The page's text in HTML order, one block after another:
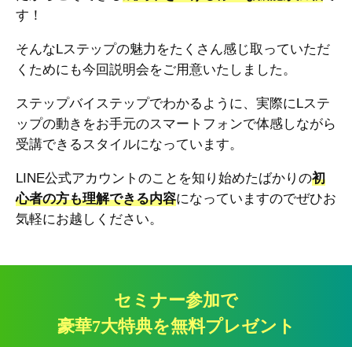
す！
そんなLステップの魅力をたくさん感じ取っていただ
くためにも今回説明会をご用意いたしました。
ステップバイステップでわかるように、実際にLステ
ップの動きをお手元のスマートフォンで体感しながら
受講できるスタイルになっています。
LINE公式アカウントのことを知り始めたばかりの初
心者の方も理解できる内容になっていますのでぜひお
気軽にお越しください。
セミナー参加で
豪華7大特典を無料プレゼント